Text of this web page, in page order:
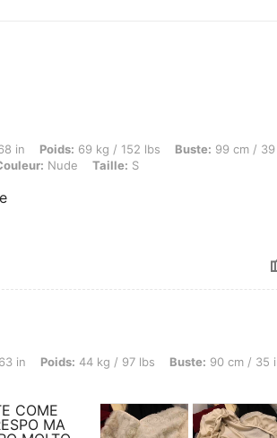
69 kg / 152 lbs, Buste: 99 cm / 39 in, Taille: 79 cm /
in Poids: 69 kg / 152 lbs Buste: 99 cm / 39
Nude Taille: S
44 kg / 97 lbs, Buste: 90 cm / 35 in, Taille: 60 cm /
in Poids: 44 kg / 97 lbs Buste: 90 cm / 35
COME
MA